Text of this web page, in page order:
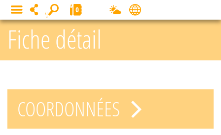
Fiche détail
COORDONNÉES
MENU 0
Panneau de gestion des cookies